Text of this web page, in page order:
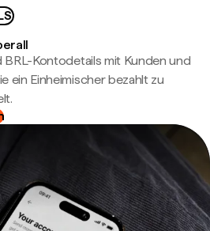
BRL-Kontodetails mit Kunden und
ein Einheimischer bezahlt zu